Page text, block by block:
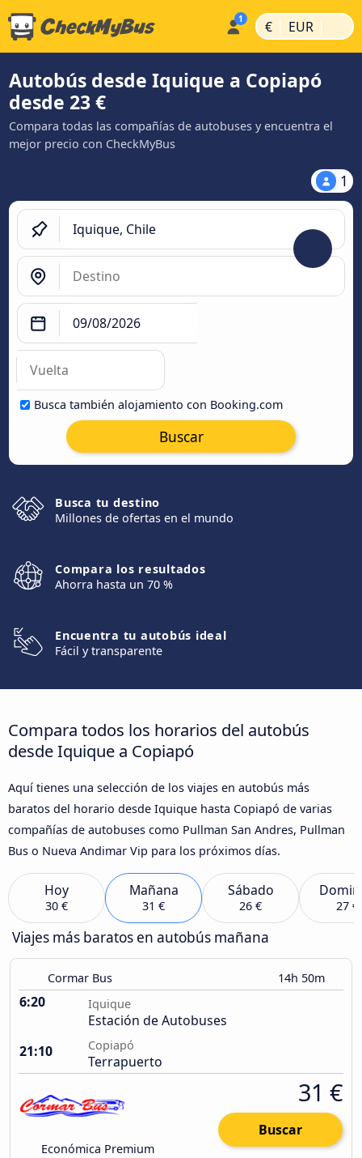
€ | EUR |
Autobús desde Iquique a Copiapó
desde 23 €
Compara todas las compañías de autobuses y encuentra el
mejor precio con CheckMyBus
1
Busca también alojamiento con Booking.com
Buscar
Busca tu destino
Millones de ofertas en el mundo
Compara los resultados
Ahorra hasta un 70 %
Encuentra tu autobús ideal
Fácil y transparente
Compara todos los horarios del autobús
desde Iquique a Copiapó
Aquí tienes una selección de los viajes en autobús más
baratos del horario desde Iquique hasta Copiapó de varias
compañías de autobuses como Pullman San Andres, Pullman
Bus o Nueva Andimar Vip para los próximos días.
Hoy
30 €
Mañana
31 €
Sábado
26 € 27 €
Viajes más baratos en autobús mañana
Cormar Bus 14h 50m
6:20 Iquique
Estación de Autobuses
21:10
Copiapó
Terrapuerto
Económica Premium
31 €
Buscar